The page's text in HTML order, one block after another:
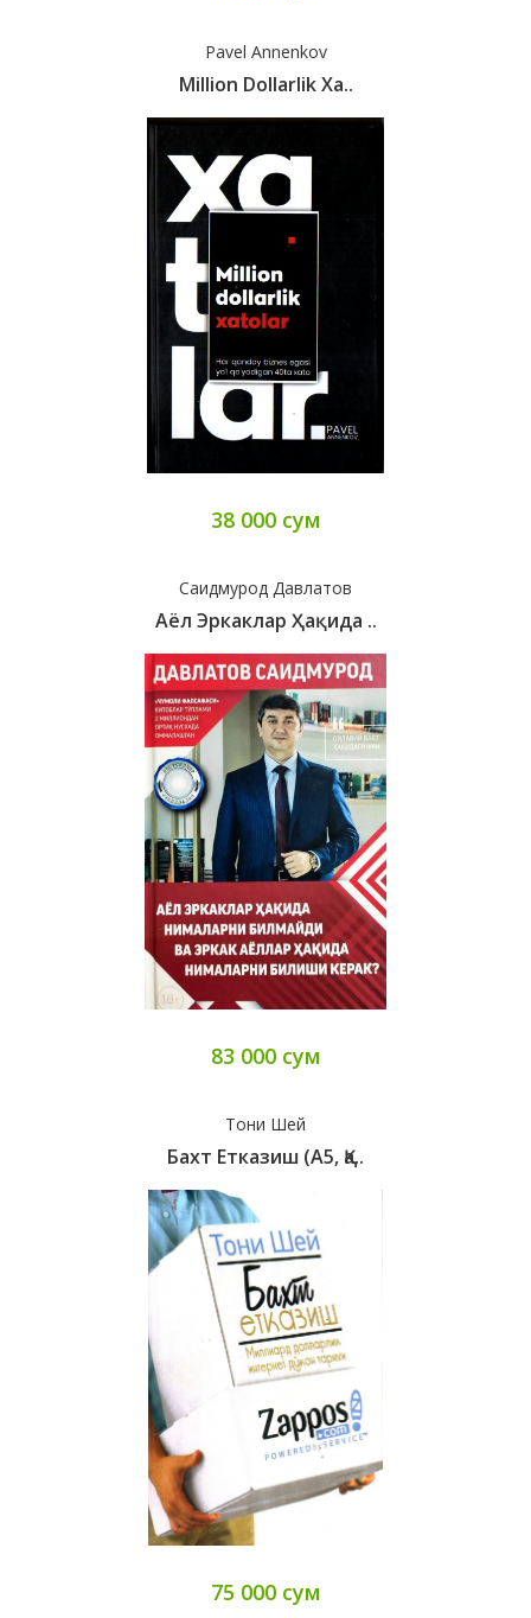
Pavel Annenkov
Million Dollarlik Xa..
38 000 сум
Саидмурод Давлатов
Аёл Эркаклар Ҳақида ..
83 000 сум
Тони Шей
Бахт Етказиш (А5, Қа..
75 000 сум